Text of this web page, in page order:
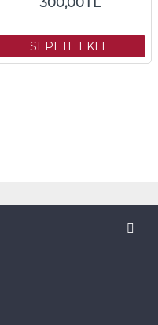
SEPETE EKLE